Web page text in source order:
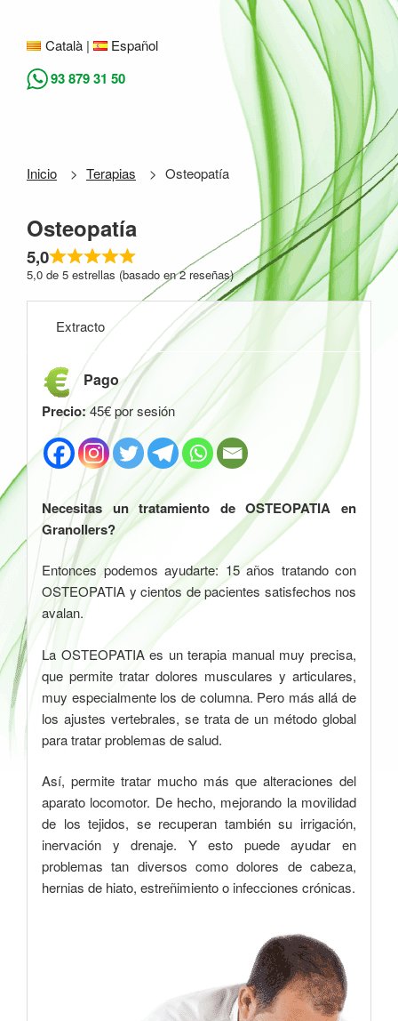
contenidoTEMPS DE SALUT
Català Español
93 879 31 50
Inicio Terapias Osteopatía
Osteopatía
5,0
5,0 de 5 estrellas (basado en 2 reseñas)
Extracto
Pago
Precio:45€ por sesión
Necesitas un tratamiento de OSTEOPATIA en
Granollers?
Entonces podemos ayudarte: 15 años tratando con
OSTEOPATIA y cientos de pacientes satisfechos nos
avalan.
La OSTEOPATIA es un terapia manual muy precisa,
que permite tratar dolores musculares y articulares,
muy especialmente los de columna. Pero más allá de
los ajustes vertebrales, se trata de un método global
para tratar problemas de salud.
Así, permite tratar mucho más que alteraciones del
aparato locomotor. De hecho, mejorando la movilidad
de los tejidos, se recuperan también su irrigación,
inervación y drenaje. Y esto puede ayudar en
problemas tan diversos como dolores de cabeza,
hernias de hiato, estreñimiento o infecciones crónicas.